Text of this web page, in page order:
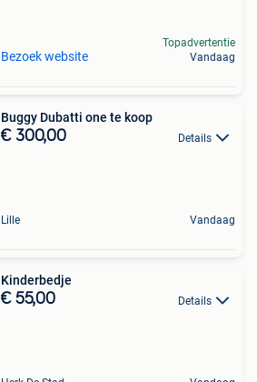
Bezoek website
Topadvertentie
Vandaag
Buggy Dubatti one te koop
€ 300,00 Details
Lille Vandaag
Kinderbedje
€ 55,00 Details